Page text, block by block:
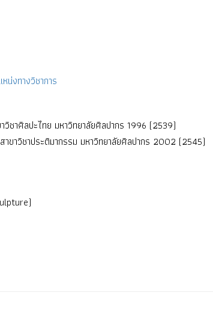
น่งทางวิชาการ
าศิลปะไทย มหาวิทยาลัยศิลปากร 1996 (2539)
าวิชาประติมากรรม มหาวิทยาลัยศิลปากร 2002 (2545)